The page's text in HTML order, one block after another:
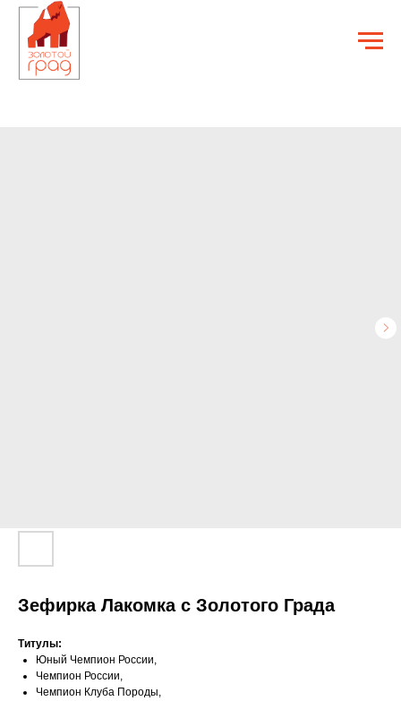
Зефирка Лакомка с Золотого Града
Титулы:
Юный Чемпион России,
Чемпион России,
Чемпион Клуба Породы,